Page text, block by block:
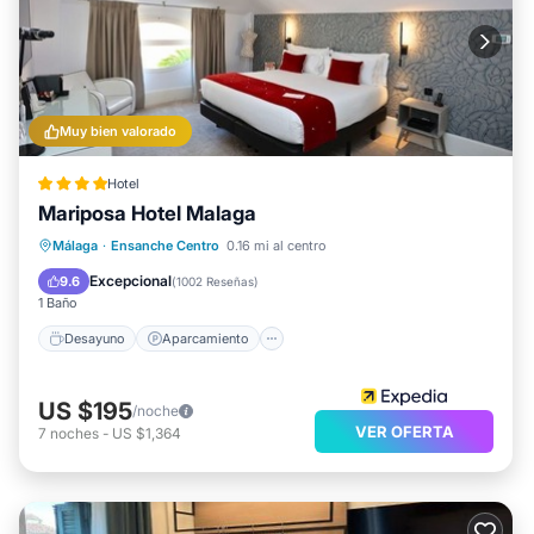
Muy bien valorado
Hotel
Mariposa Hotel Malaga
Málaga · Ensanche Centro 0.16 mi al centro
9.6 Excepcional(1002 Reseñas)
1 Baño
Desayuno Aparcamiento
Desayuno
Aparcamiento
Balcón/Terraza
US $195/noche
7 noches - US $1,364 VER OFERTA